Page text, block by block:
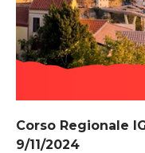
Corso Regionale
9/11/2024